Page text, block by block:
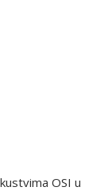
OSI u